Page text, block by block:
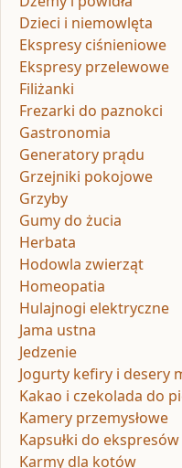
Dzieci i niemowlęta
Ekspresy ciśnieniowe
Ekspresy przelewowe
Filiżanki
Frezarki do paznokci
Gastronomia
Generatory prądu
Grzejniki pokojowe
Grzyby
Gumy do żucia
Herbata
Hodowla zwierząt
Homeopatia
Hulajnogi elektryczne
Jama ustna
Jedzenie
Jogurty kefiry i desery
Kakao i czekolada do
Kamery przemysłowe
Kapsułki do ekspresów
Karmy dla kotów